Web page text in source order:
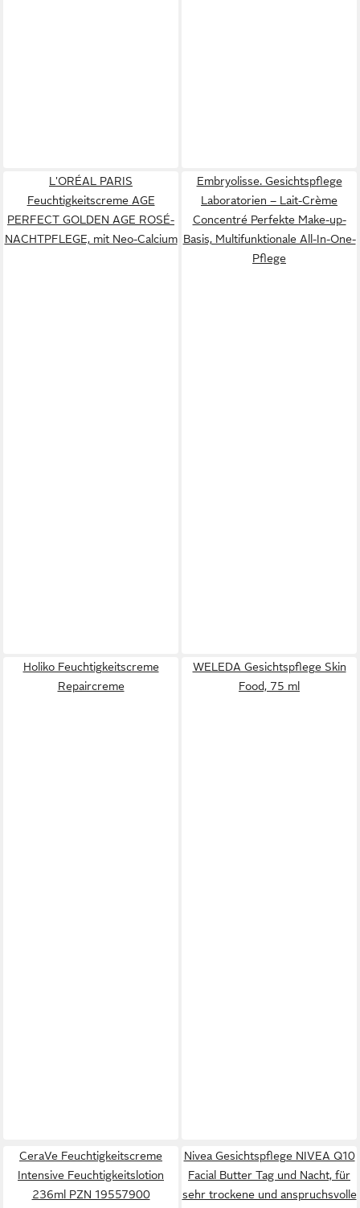
L'ORÉAL PARIS
Feuchtigkeitscreme AGE
PERFECT GOLDEN AGE ROSÉ-
NACHTPFLEGE, mit Neo-Calcium
Embryolisse. Gesichtspflege
Laboratorien – Lait-Crème
Concentré Perfekte Make-up-
Basis, Multifunktionale All-In-One-
Pflege
Holiko Feuchtigkeitscreme
Repaircreme
WELEDA Gesichtspflege Skin
Food, 75 ml
CeraVe Feuchtigkeitscreme
Intensive Feuchtigkeitslotion
236ml PZN 19557900
Nivea Gesichtspflege NIVEA Q10
Facial Butter Tag und Nacht, für
sehr trockene und anspruchsvolle